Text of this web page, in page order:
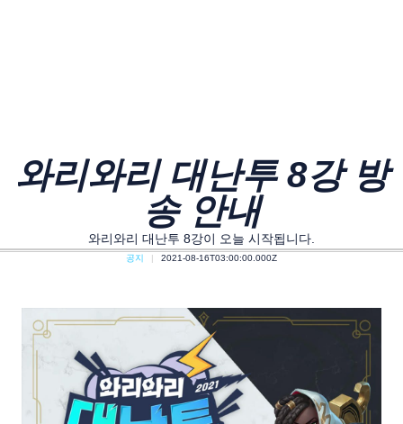
와리와리 대난투 8강 방
송 안내
와리와리 대난투 8강이 오늘 시작됩니다.
공지 2021-08-16T03:00:00.000Z